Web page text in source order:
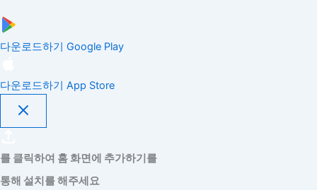
다운로드하기 Google Play
다운로드하기 App Store
를 클릭하여 홈 화면에 추가하기를
통해 설치를 해주세요